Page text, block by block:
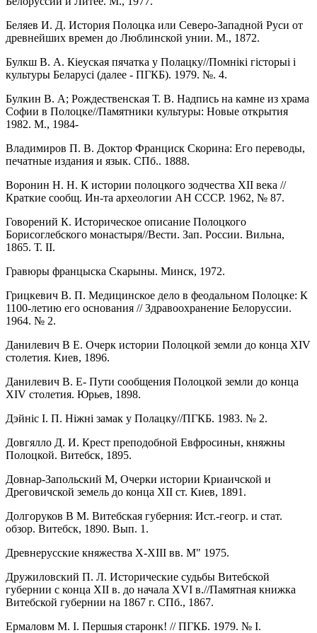
Беляев И. Д. История Полоцка или Северо-Западной Руси от
древнейших времен до Люблинской унии. М., 1872.
Булкш В. А. Кiеуская пячатка у Полацку//Помнiкi гiсторыi i
культуры Беларусi (далее - ПГКБ). 1979. №. 4.
Булкин В. А; Рождественская Т. В. Надпись на камне из храма
Софии в Полоцке//Памятники культуры: Новые открытия
1982. М., 1984-
Владимиров П. В. Доктор Франциск Скорина: Его переводы,
печатные издания и язык. СПб.. 1888.
Воронин Н. Н. К истории полоцкого зодчества XII века //
Краткие сообщ. Ин-та археологии АН СССР. 1962, № 87.
Говорений К. Историческое описание Полоцкого
Борисоглебского монастыря//Вести. Зап. России. Вильна,
1865. Т. II.
Гравюры францыска Скарыны. Минск, 1972.
Грицкевич В. П. Медицинское дело в феодальном Полоцке: К
1100-летию его основания // Здравоохранение Белоруссии.
1964. № 2.
Данилевич В Е. Очерк истории Полоцкой земли до конца XIV
столетия. Киев, 1896.
Данилевич В. Е- Пути сообщения Полоцкой земли до конца
XIV столетия. Юрьев, 1898.
Дэйнiс I. П. Hiжнi замак у Полацку//ПГКБ. 1983. № 2.
Довгялло Д. И. Крест преподобной Евфросиньн, княжны
Полоцкой. Витебск, 1895.
Довнар-Запольский М, Очерки истории Криаичской и
Дреговичской земель до конца XII ст. Киев, 1891.
Долгоруков В М. Витебская губерния: Ист.-геогр. и стат.
обзор. Витебск, 1890. Вып. 1.
Древнерусские княжества Х-XIII вв. М" 1975.
Дружиловский П. Л. Исторические судьбы Витебской
губернии с конца XII в. до начала XVI в.//Памятная книжка
Витебской губернии на 1867 г. СПб., 1867.
Ермаловм М. I. Першыя старонк! // ПГКБ. 1979. № I.